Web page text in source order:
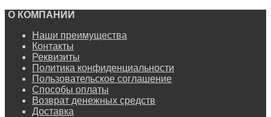
О КОМПАНИИ
Наши преимущества
Контакты
Реквизиты
Политика конфиденциальности
Пользовательское соглашение
Способы оплаты
Возврат денежных средств
Доставка